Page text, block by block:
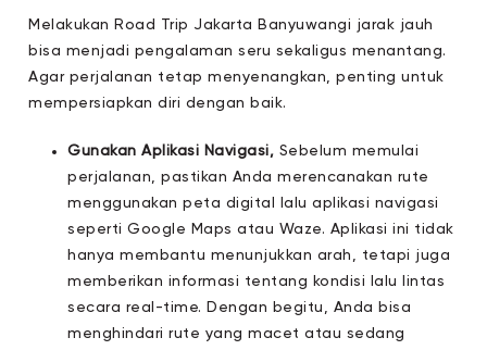
Melakukan Road Trip Jakarta Banyuwangi jarak jauh
bisa menjadi pengalaman seru sekaligus menantang.
Agar perjalanan tetap menyenangkan, penting untuk
mempersiapkan diri dengan baik.
Gunakan Aplikasi Navigasi, Sebelum memulai
perjalanan, pastikan Anda merencanakan rute
menggunakan peta digital lalu aplikasi navigasi
seperti Google Maps atau Waze. Aplikasi ini tidak
hanya membantu menunjukkan arah, tetapi juga
memberikan informasi tentang kondisi lalu lintas
secara real-time. Dengan begitu, Anda bisa
menghindari rute yang macet atau sedang